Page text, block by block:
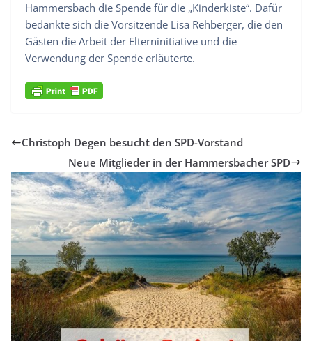
Hammersbach die Spende für die „Kinderkiste“. Dafür
bedankte sich die Vorsitzende Lisa Rehberger, die den
Gästen die Arbeit der Elterninitiative und die
Verwendung der Spende erläuterte.
Christoph Degen besucht den SPD-Vorstand
Neue Mitglieder in der Hammersbacher SPD